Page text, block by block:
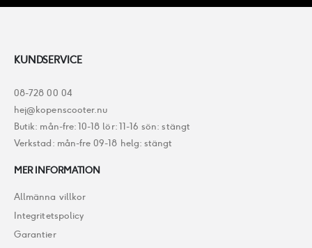
KUNDSERVICE
08-728 00 04
hej@kopenscooter.nu
Butik: mån-fre: 10-18 lör: 11-16 sön: stängt
Verkstad: mån-fre 09-18 helg: stängt
MER INFORMATION
Allmänna villkor
Integritetspolicy
Garantier